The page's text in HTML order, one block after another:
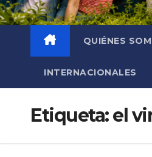
QUIÉNES
INTERNACIONALES
Etiqueta:el